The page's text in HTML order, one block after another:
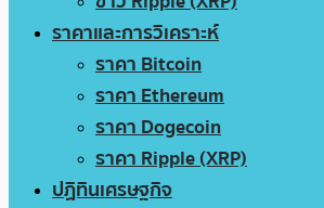
ราคาและการวิเคราะห์
ราคา Bitcoin
ราคา Ethereum
ราคา Dogecoin
ราคา Ripple (XRP)
ปฏิทินเศรษฐกิจ